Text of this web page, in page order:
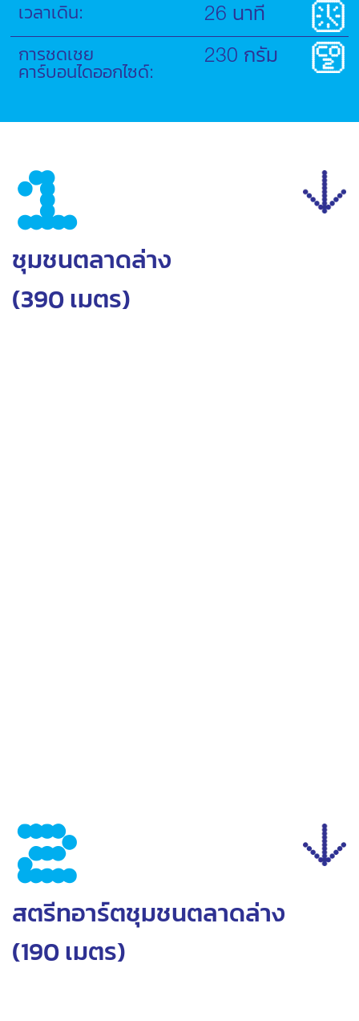
เวลาเดิน: 26 นาที
การชดเชย
คาร์บอนไดออกไซด์:
230 กรัม
1
ชุมชนตลาดล่าง
(390 เมตร)
2
สตรีทอาร์ตชุมชนตลาดล่าง
(190 เมตร)